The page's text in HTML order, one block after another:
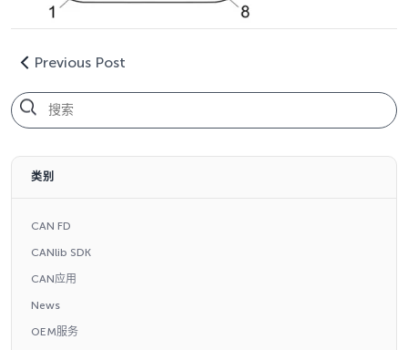
Previous Post
类别
CAN FD
CANlib SDK
CAN应用
News
OEM服务